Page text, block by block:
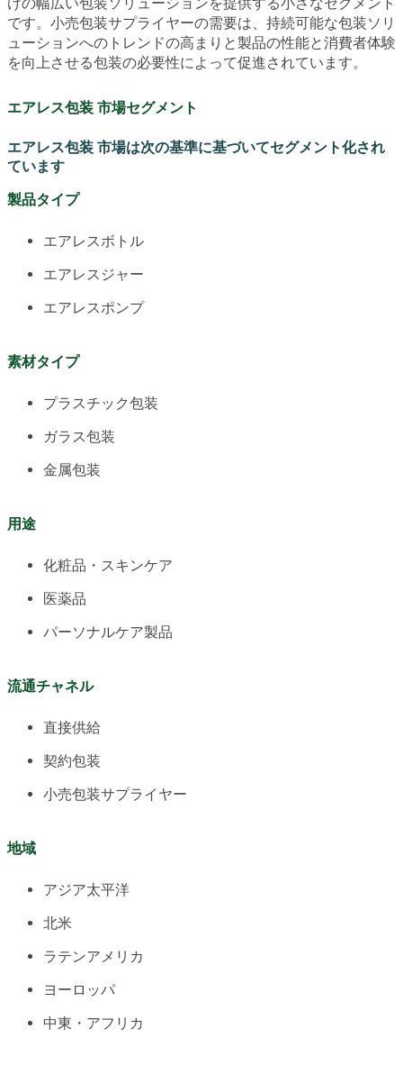
けの幅広い包装ソリューションを提供する小さなセグメント
です。小売包装サプライヤーの需要は、持続可能な包装ソリ
ューションへのトレンドの高まりと製品の性能と消費者体験
を向上させる包装の必要性によって促進されています。
エアレス包装 市場セグメント
エアレス包装 市場は次の基準に基づいてセグメント化され
ています
製品タイプ
エアレスボトル
エアレスジャー
エアレスポンプ
素材タイプ
プラスチック包装
ガラス包装
金属包装
用途
化粧品・スキンケア
医薬品
パーソナルケア製品
流通チャネル
直接供給
契約包装
小売包装サプライヤー
地域
アジア太平洋
北米
ラテンアメリカ
ヨーロッパ
中東・アフリカ